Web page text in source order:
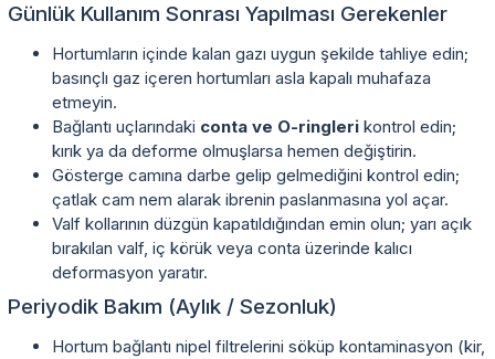
Günlük Kullanım Sonrası Yapılması Gerekenler
Hortumların içinde kalan gazı uygun şekilde tahliye edin;
basınçlı gaz içeren hortumları asla kapalı muhafaza
etmeyin.
Bağlantı uçlarındaki conta ve O-ringleri kontrol edin;
kırık ya da deforme olmuşlarsa hemen değiştirin.
Gösterge camına darbe gelip gelmediğini kontrol edin;
çatlak cam nem alarak ibrenin paslanmasına yol açar.
Valf kollarının düzgün kapatıldığından emin olun; yarı açık
bırakılan valf, iç körük veya conta üzerinde kalıcı
deformasyon yaratır.
Periyodik Bakım (Aylık / Sezonluk)
Hortum bağlantı nipel filtrelerini söküp kontaminasyon (kir,